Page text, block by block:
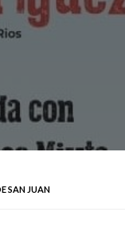
SAN JUAN